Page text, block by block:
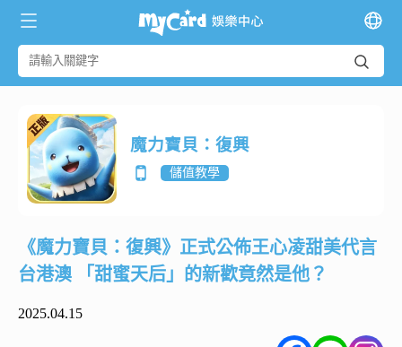
魔力寶貝：復興
儲值教學
《魔力寶貝：復興》正式公佈王心凌甜美代言
台港澳 「甜蜜天后」的新歡竟然是他？
2025.04.15